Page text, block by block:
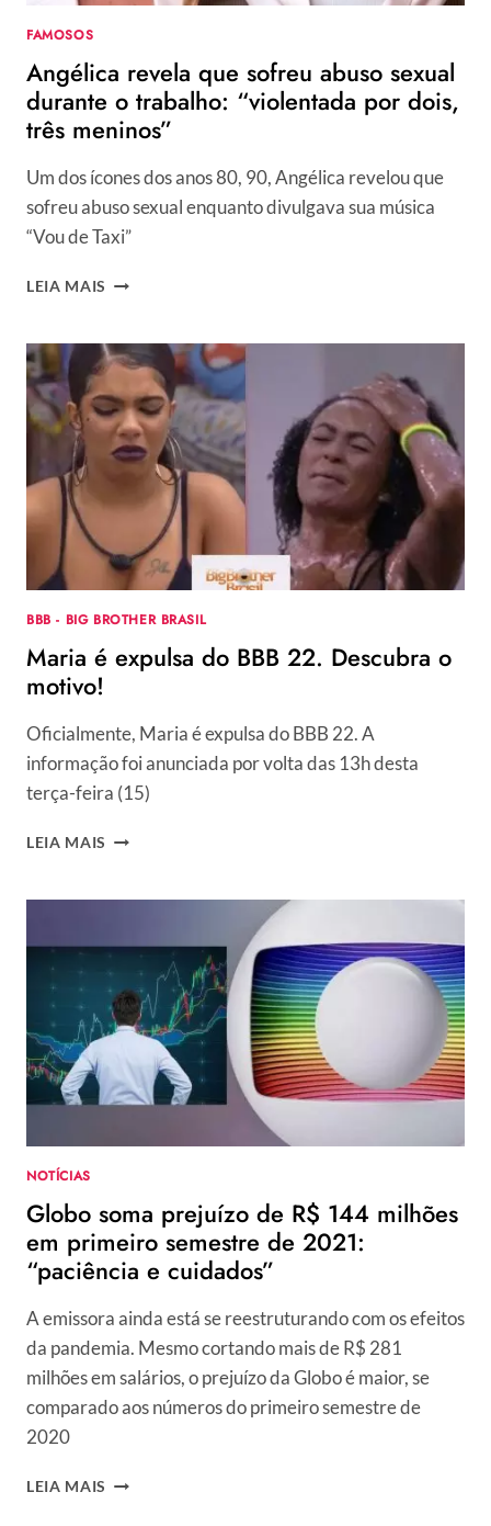
FAMOSOS
Angélica revela que sofreu abuso sexual
durante o trabalho: “violentada por dois,
três meninos”
Um dos ícones dos anos 80, 90, Angélica revelou que
sofreu abuso sexual enquanto divulgava sua música
“Vou de Taxi”
LEIA MAIS ANGÉLICA
SOFREU
ABUSO
SEXUAL
DURANTE
O
TRABALHO:
“VIOLENTADA
POR
TRÊS
MENINOS”
BBB - BIG BROTHER BRASIL
Maria é expulsa do BBB 22. Descubra o
motivo!
Oficialmente, Maria é expulsa do BBB 22. A
informação foi anunciada por volta das 13h desta
terça-feira (15)
LEIA MAIS MARIA
DO
22.
DESCUBRA
O
MOTIVO!
NOTÍCIAS
Globo soma prejuízo de R$ 144 milhões
em primeiro semestre de 2021:
“paciência e cuidados”
A emissora ainda está se reestruturando com os efeitos
da pandemia. Mesmo cortando mais de R$ 281
milhões em salários, o prejuízo da Globo é maior, se
comparado aos números do primeiro semestre de
2020
LEIA MAIS GLOBO